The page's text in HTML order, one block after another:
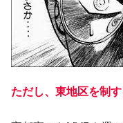
ただし、東地区を制